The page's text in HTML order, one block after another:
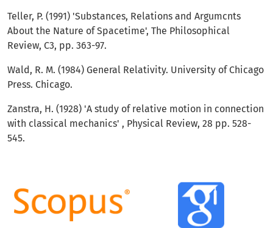
Teller, P. (1991) 'Substances, Relations and Argu­mcnts
About the Nature of Spacetime', The Philo­sophical
Review, C3, pp. 363-97.
Wald, R. M. (1984) General Relativity. University of Chicago
Press. Chicago.
Zanstra, H. (1928) 'A study of relative motion in connection
with classical mechanics' , Physical Review, 28 pp. 528-
545.